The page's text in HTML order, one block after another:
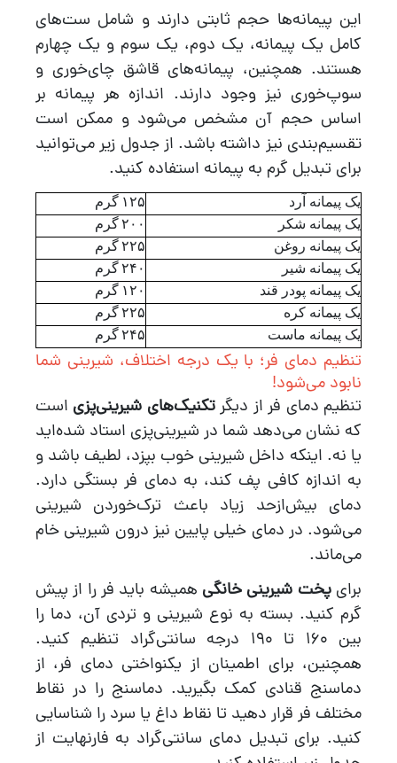
این پیمانه‌ها حجم ثابتی دارند و شامل ست‌های
کامل یک پیمانه، یک دوم، یک سوم و یک چهارم
هستند. همچنین، پیمانه‌های قاشق چای‌خوری و
سوپ‌خوری نیز وجود دارند. اندازه هر پیمانه بر
اساس حجم آن مشخص می‌شود و ممکن است
تقسیم‌بندی نیز داشته باشد. از جدول زیر می‌توانید
برای تبدیل گرم به پیمانه استفاده کنید.
یک پیمانه آرد ۱۲۵ گرم
یک پیمانه شکر
۲۰۰گرم
یک پیمانه روغن
۲۲۵گرم
یک پیمانه شیر
۲۴۰گرم
یک پیمانه پودر قند
۱۲۰ گرم
یک پیمانه کره
۲۲۵گرم
یک پیمانه ماست
۲۴۵گرم
تنظیم دمای فر؛ با یک درجه اختلاف، شیرینی شما
نابود می‌شود!
تنظیم دمای فر از دیگرتکنیک‌های شیرینی‌پزی است
که نشان می‌دهد شما در شیرینی‌پزی استاد شده‌اید
یا نه. اینکه داخل شیرینی خوب بپزد، لطیف باشد و
به اندازه کافی پف کند، به دمای فر بستگی دارد.
دمای بیش‌ازحد زیاد باعث ترک‌خوردن شیرینی
می‌شود. در دمای خیلی پایین نیز درون شیرینی خام
می‌ماند.
برایپخت شیرینی خانگی همیشه باید فر را از پیش
گرم کنید. بسته به نوع شیرینی و تردی آن، دما را
بین 160 تا 190 درجه سانتی‌گراد تنظیم کنید.
همچنین، برای اطمینان از یکنواختی دمای فر، از
دماسنج قنادی کمک بگیرید. دماسنج را در نقاط
مختلف فر قرار دهید تا نقاط داغ یا سرد را شناسایی
کنید. برای تبدیل دمای سانتی‌گراد به فارنهایت از